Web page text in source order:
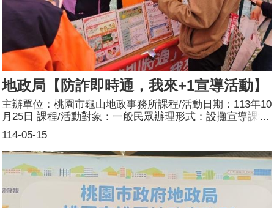
地政局【防詐即時通，我來+1宣導活動】
114-05-15
主辦單位：桃園市龜山地政事務所課程/活動日期：113年10
月25日 課程/活動對象：一般民眾辦理形式：設攤宣導課程/
活動簡介：藉由龜山區福興宮土地公廟安座祭典活動，辦理
防詐有5招、地籍異動即時通收件等宣導及傳遞性別平權的
觀念參加人數：50人(男25人、女25人)